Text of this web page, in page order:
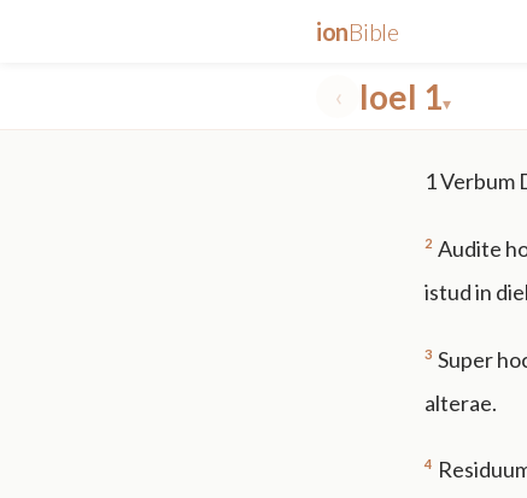
ionBible
‹ Ioel 1▾
1Verbum
2 Audite
istud in
3 Super
alterae.
4